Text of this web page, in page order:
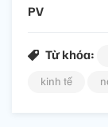
PV
Từ khóa:
kinh tế